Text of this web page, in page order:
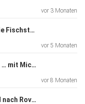
NORDIS
Tuuletar und eine
vor 3 Monaten
Episode 49: Takatukka und die Fischstäbchen
vor 5 Monaten
Kaffepaussi #19 Slowvember … mit Michaela von mahtava.de
vor 8 Monaten
Kaffepaussi #18 Mit dem Rad nach Rovaniemi… mit Andrea (Community-Folge)